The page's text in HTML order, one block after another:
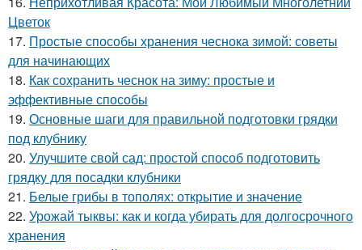
Цветок
17. Простые способы хранения чеснока зимой: советы
для начинающих
18. Как сохранить чеснок на зиму: простые и
эффективные способы
19. Основные шаги для правильной подготовки грядки
под клубнику
20. Улучшите свой сад: простой способ подготовить
грядку для посадки клубники
21. Белые грибы в тополях: открытие и значение
22. Урожай тыквы: как и когда убирать для долгосрочного
хранения